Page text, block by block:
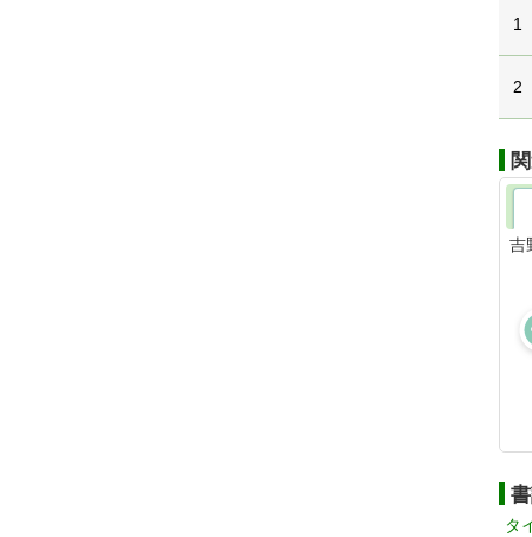
1
2
吉
タ